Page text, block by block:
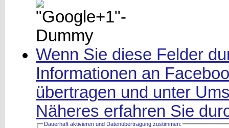
Wenn Sie diese Felder
Informationen an
übertragen und unter
Näheres erfahren Sie
Dauerhaft aktivieren und Datenüber­tragung zustimmen: